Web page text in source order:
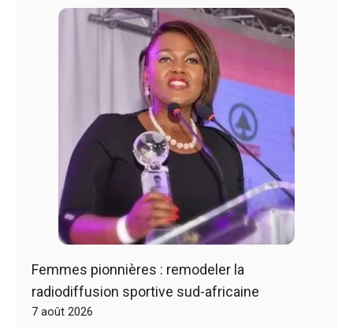
Femmes pionnières : remodeler la
radiodiffusion sportive sud-africaine
7 août 2026